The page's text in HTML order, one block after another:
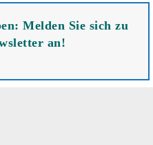
Melden Sie sich zu
an!